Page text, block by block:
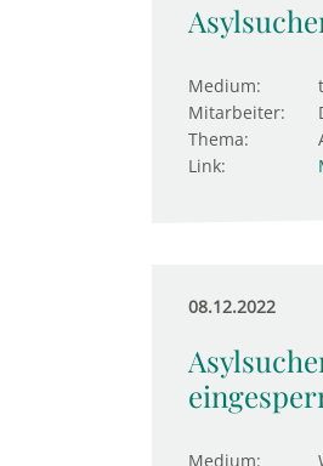
Medium:
Mitarbeiter:
Thema:
Link:
08.12.2022
Medium: